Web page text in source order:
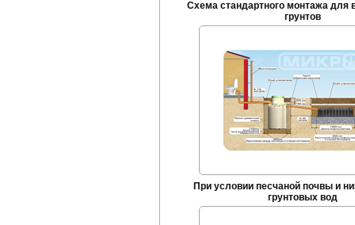
Схема стандартного монтажа для
грунтов
При условии песчаной почвы и
грунтовых вод